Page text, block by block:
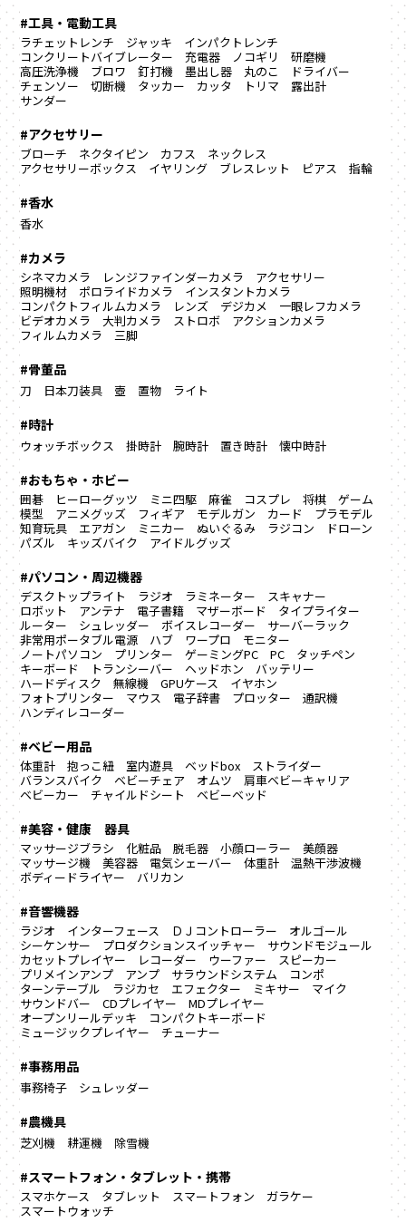
#工具・電動工具
ラチェットレンチ ジャッキ
インパクトレンチ
コンクリートバイブレーター
充電器 ノコギリ
研磨機
高圧洗浄機
ブロワ 釘打機 墨出し器 丸のこ
ドライバー
チェンソー
切断機 タッカー カッタ トリマ
露出計
サンダー
#アクセサリー
ブローチ ネクタイピン カフス
ネックレス
アクセサリーボックス
イヤリング ブレスレット ピアス 指輪
#香水
香水
#カメラ
シネマカメラ レンジファインダーカメラ
アクセサリー
照明機材
ポロライドカメラ
インスタントカメラ
コンパクトフィルムカメラ
レンズ デジカメ
一眼レフカメラ
ビデオカメラ
大判カメラ ストロボ
アクションカメラ
フィルムカメラ
三脚
#骨董品
刀 日本刀装具 壺 置物 ライト
#時計
ウォッチボックス 掛時計 腕時計 置き時計 懐中時計
#おもちゃ・ホビー
囲碁 ヒーローグッツ ミニ四駆 麻雀 コスプレ 将棋
ゲーム
模型
アニメグッズ フィギア モデルガン カード
プラモデル
知育玩具
エアガン ミニカー ぬいぐるみ ラジコン
ドローン
パズル
キッズバイク アイドルグッズ
#パソコン・周辺機器
デスクトップライト ラジオ ラミネーター
スキャナー
ロボット
アンテナ 電子書籍 マザーボード
タイプライター
ルーター
シュレッダー ボイスレコーダー
サーバーラック
非常用ポータブル電源
ハブ ワープロ
モニター
ノートパソコン
プリンター ゲーミングPC PC
タッチペン
キーボード
トランシーバー ヘッドホン
バッテリー
ハードディスク
無線機 GPUケース
イヤホン
フォトプリンター
マウス 電子辞書 プロッター
通訳機
ハンディレコーダー
#ベビー用品
体重計 抱っこ紐 室内遊具 ベッドbox
ストライダー
バランスバイク
ベビーチェア オムツ
肩車ベビーキャリア
ベビーカー
チャイルドシート ベビーベッド
#美容・健康 器具
マッサージブラシ 化粧品 脱毛器 小顔ローラー
美顔器
マッサージ機
美容器 電気シェーバー 体重計
温熱干渉波機
ボディードライヤー
バリカン
#音響機器
ラジオ インターフェース ＤＪコントローラー
オルゴール
シーケンサー
プロダクションスイッチャー
サウンドモジュール
カセットプレイヤー
レコーダー ウーファー
スピーカー
プリメインアンプ
アンプ サラウンドシステム
コンポ
ターンテーブル
ラジカセ エフェクター ミキサー
マイク
サウンドバー
CDプレイヤー
MDプレイヤー
オープンリールデッキ
コンパクトキーボード
ミュージックプレイヤー
チューナー
#事務用品
事務椅子 シュレッダー
#農機具
芝刈機 耕運機 除雪機
#スマートフォン・タブレット・携帯
スマホケース タブレット スマートフォン
ガラケー
スマートウォッチ